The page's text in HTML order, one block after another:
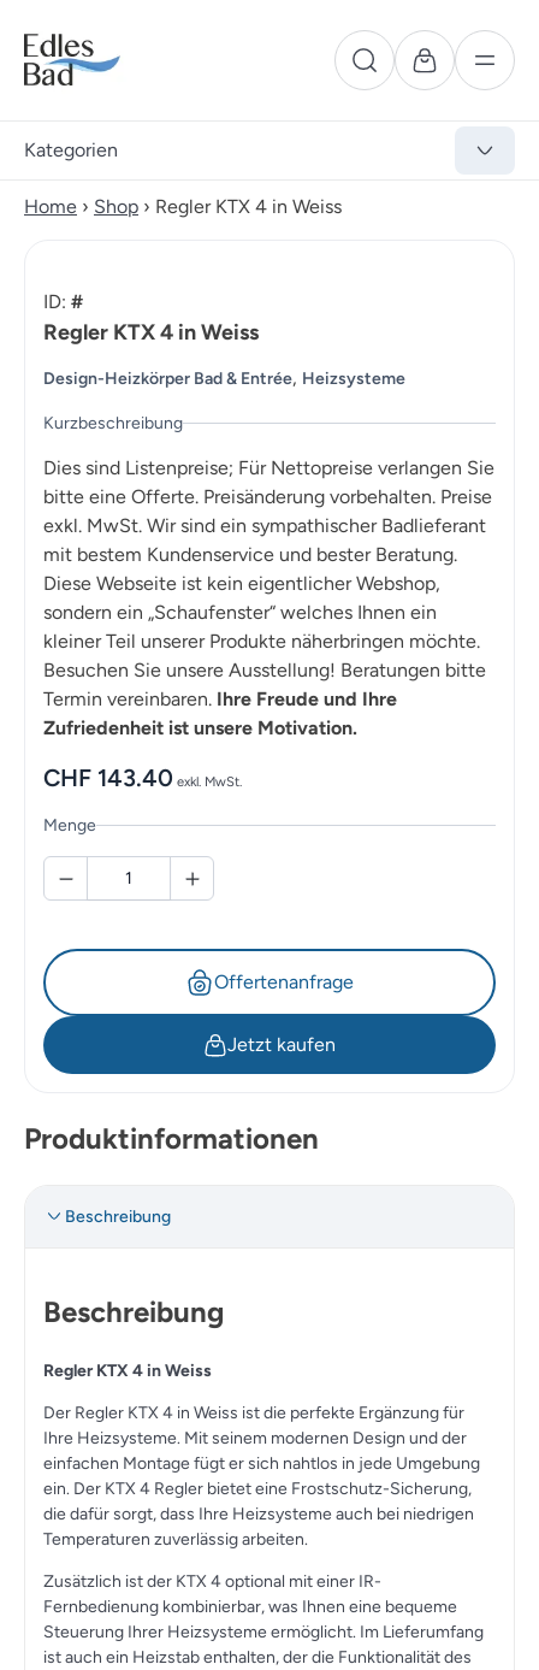
Kategorien
Home › Shop › Regler KTX 4 in Weiss
ID: #
Regler KTX 4 in Weiss
Design-Heizkörper Bad & Entrée, Heizsysteme
Kurzbeschreibung
Dies sind Listenpreise; Für Nettopreise verlangen Sie
bitte eine Offerte. Preisänderung vorbehalten. Preise
exkl. MwSt. Wir sind ein sympathischer Badlieferant
mit bestem Kundenservice und bester Beratung.
Diese Webseite ist kein eigentlicher Webshop,
sondern ein „Schaufenster“ welches Ihnen ein
kleiner Teil unserer Produkte näherbringen möchte.
Besuchen Sie unsere Ausstellung! Beratungen bitte
Termin vereinbaren. Ihre Freude und Ihre
Zufriedenheit ist unsere Motivation.
CHF 143.40 exkl. MwSt.
Menge
Offertenanfrage
Jetzt kaufen
Produktinformationen
Beschreibung
Beschreibung
Regler KTX 4 in Weiss
Der Regler KTX 4 in Weiss ist die perfekte Ergänzung für
Ihre Heizsysteme. Mit seinem modernen Design und der
einfachen Montage fügt er sich nahtlos in jede Umgebung
ein. Der KTX 4 Regler bietet eine Frostschutz-Sicherung,
die dafür sorgt, dass Ihre Heizsysteme auch bei niedrigen
Temperaturen zuverlässig arbeiten.
Zusätzlich ist der KTX 4 optional mit einer IR-
Fernbedienung kombinierbar, was Ihnen eine bequeme
Steuerung Ihrer Heizsysteme ermöglicht. Im Lieferumfang
ist auch ein Heizstab enthalten, der die Funktionalität des